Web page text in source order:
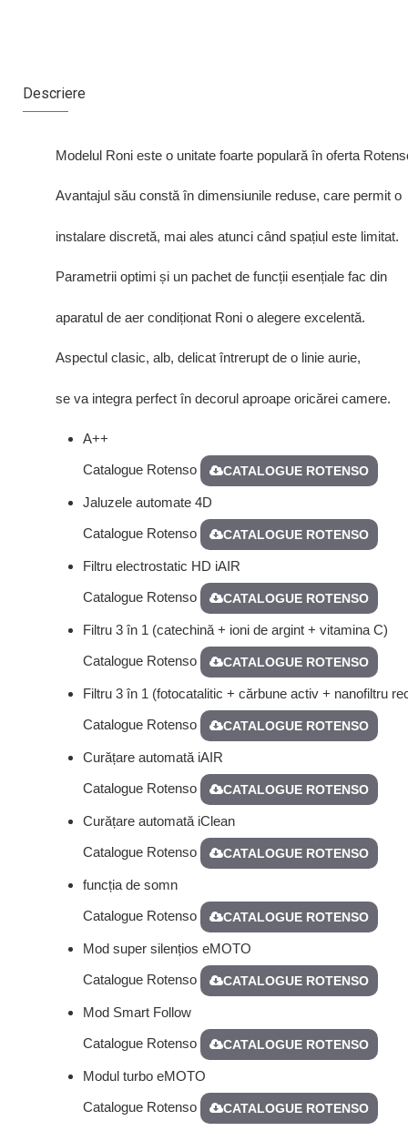
Descriere
Modelul Roni este o unitate foarte populară în oferta
Avantajul său constă în dimensiunile reduse, care permit o
instalare discretă, mai ales atunci când spațiul este limitat.
Parametrii optimi și un pachet de funcții esențiale fac din
aparatul de aer condiționat Roni o alegere excelentă.
Aspectul clasic, alb, delicat întrerupt de o linie aurie,
se va integra perfect în decorul aproape oricărei camere.
A++
Catalogue Rotenso
CATALOGUE ROTENSO
Jaluzele automate 4D
Catalogue Rotenso
CATALOGUE ROTENSO
Filtru electrostatic HD iAIR
Catalogue Rotenso
CATALOGUE ROTENSO
Filtru 3 în 1 (catechină + ioni de argint + vitamina C)
Catalogue Rotenso
CATALOGUE ROTENSO
Filtru 3 în 1 (fotocatalitic + cărbune activ + nanofiltru
Catalogue Rotenso
CATALOGUE ROTENSO
Curățare automată iAIR
Catalogue Rotenso
CATALOGUE ROTENSO
Curățare automată iClean
Catalogue Rotenso
CATALOGUE ROTENSO
funcția de somn
Catalogue Rotenso
CATALOGUE ROTENSO
Mod super silențios eMOTO
Catalogue Rotenso
CATALOGUE ROTENSO
Mod Smart Follow
Catalogue Rotenso
CATALOGUE ROTENSO
Modul turbo eMOTO
Catalogue Rotenso
CATALOGUE ROTENSO